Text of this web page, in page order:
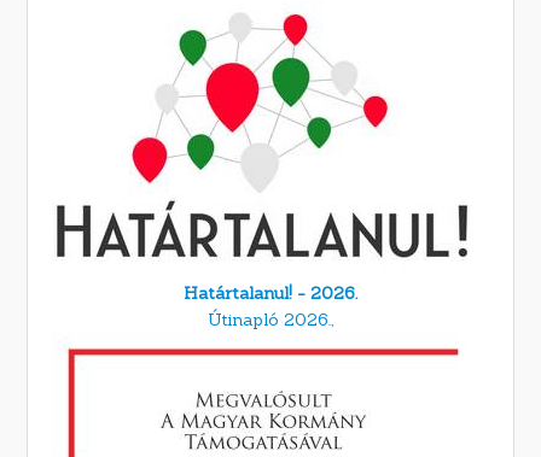
Határtalanul! - 2026.
Útinapló 2026.,